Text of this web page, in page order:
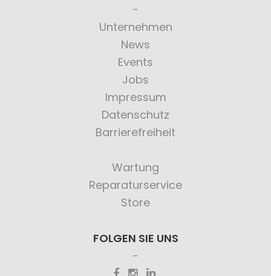
Unternehmen
News
Events
Jobs
Impressum
Datenschutz
Barrierefreiheit
Wartung
Reparaturservice
Store
FOLGEN SIE UNS